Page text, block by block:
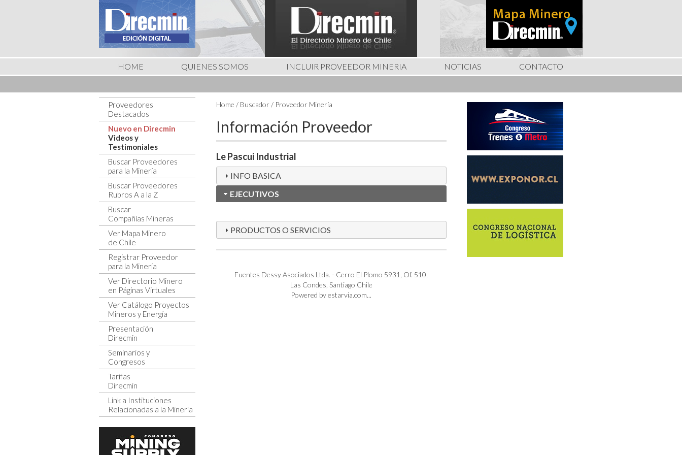
HOME QUIENES SOMOS INCLUIR PROVEEDOR MINERIA NOTICIAS CONTACTO
Proveedores
Destacados
Nuevo en Direcmin
Videos y
Testimoniales
Buscar Proveedores
para la Minería
Buscar Proveedores
Rubros A a la Z
Buscar
Compañías Mineras
Ver Mapa Minero
de Chile
Registrar Proveedor
para la Minería
Ver Directorio Minero
en Páginas Virtuales
Ver Catálogo Proyectos
Mineros y Energía
Presentación
Direcmin
Seminarios y
Congresos
Tarifas
Direcmin
Link a Instituciones
Relacionadas a la Minería
Home / Buscador / Proveedor Minería
Información Proveedor
Le Pascui Industrial
INFO BASICA
EJECUTIVOS
PRODUCTOS O SERVICIOS
Fuentes Dessy Asociados Ltda. - Cerro El Plomo 5931, Of. 510,
Las Condes, Santiago Chile
Powered by estarvia.com...